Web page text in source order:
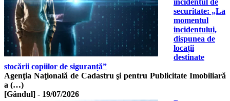
incidentul de
securitate: „La
momentul
incidentului,
dispunea de
locații
destinate
stocării copiilor de siguranță”
Agenţia Naţională de Cadastru şi pentru Publicitate Imobiliară
a (…)
[Gândul] - 19/07/2026